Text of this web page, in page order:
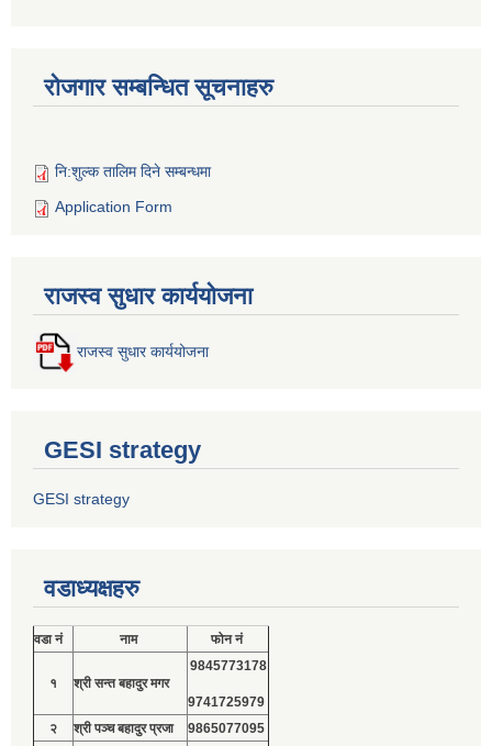
रोजगार सम्बन्धित सूचनाहरु
नि:शुल्क तालिम दिने सम्बन्धमा
Application Form
राजस्व सुधार कार्ययोजना
राजस्व सुधार कार्ययोजना
GESI strategy
GESI strategy
वडाध्यक्षहरु
वडा नं नाम फोन नं
१ श्री सन्त बहादुर मगर
9845773178
9741725979
२
श्री पञ्च बहादुर प्रजा
9865077095